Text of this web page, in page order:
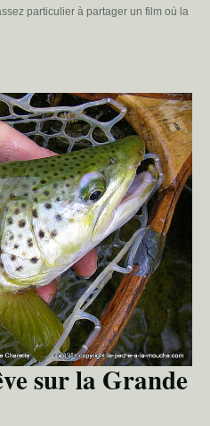
particulier à partager un film où la
sur la Grande